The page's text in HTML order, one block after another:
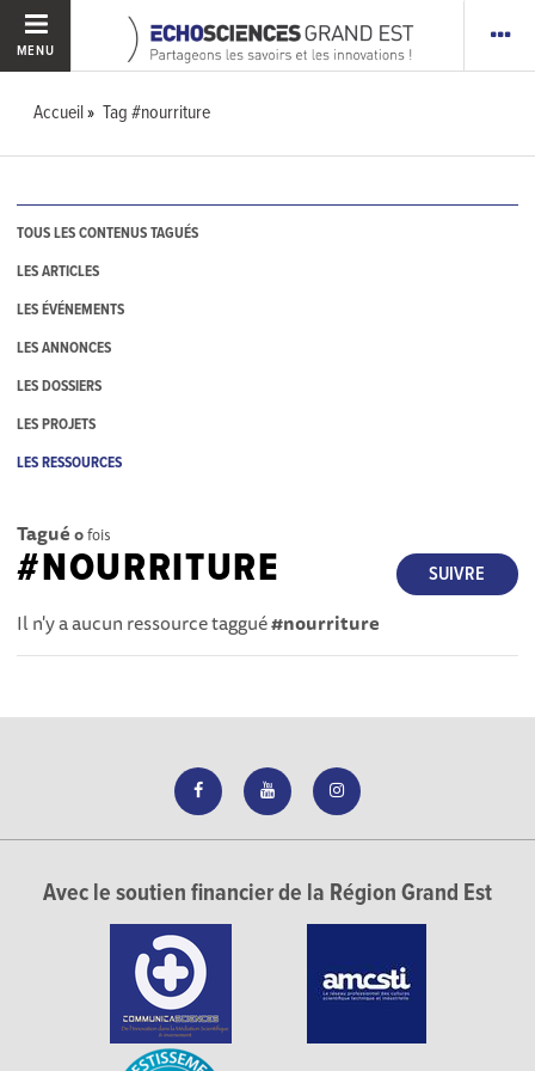
MENU
Accueil Tag #nourriture
TOUS LES CONTENUS TAGUÉS
LES ARTICLES
LES ÉVÉNEMENTS
LES ANNONCES
LES DOSSIERS
LES PROJETS
LES RESSOURCES
Tagué 0fois
SUIVRE
#NOURRITURE
Il n'y a aucun ressource taggué#nourriture
Avec le soutien financier de la Région Grand Est